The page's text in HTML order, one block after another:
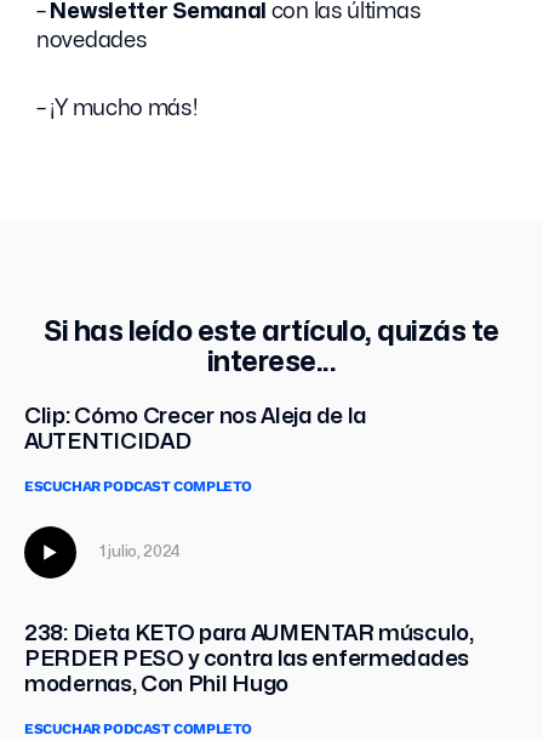
– Newsletter Semanal con las últimas
novedades
– ¡Y mucho más!
Si has leído este artículo, quizás te
interese...
Clip: Cómo Crecer nos Aleja de la
AUTENTICIDAD
ESCUCHAR PODCAST COMPLETO
1 julio, 2024
238: Dieta KETO para AUMENTAR músculo,
PERDER PESO y contra las enfermedades
modernas, Con Phil Hugo
ESCUCHAR PODCAST COMPLETO